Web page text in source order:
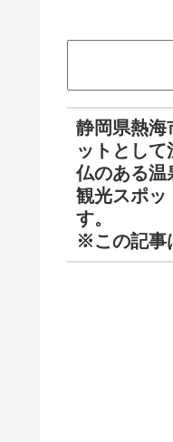
静岡県熱海
ットとし
仏のある温
観光スポッ
す。
※この記事